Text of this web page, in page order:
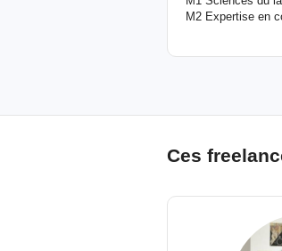
M2 Expertise en
Ces